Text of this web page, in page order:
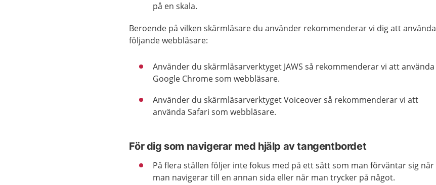
på en skala.
Beroende på vilken skärmläsare du använder rekommenderar vi dig att använda
följande webbläsare:
Använder du skärmläsarverktyget JAWS så rekommenderar vi att använda
Google Chrome som webbläsare.
Använder du skärmläsarverktyget Voiceover så rekommenderar vi att
använda Safari som webbläsare.
För dig som navigerar med hjälp av tangentbordet
På flera ställen följer inte fokus med på ett sätt som man förväntar sig när
man navigerar till en annan sida eller när man trycker på något.